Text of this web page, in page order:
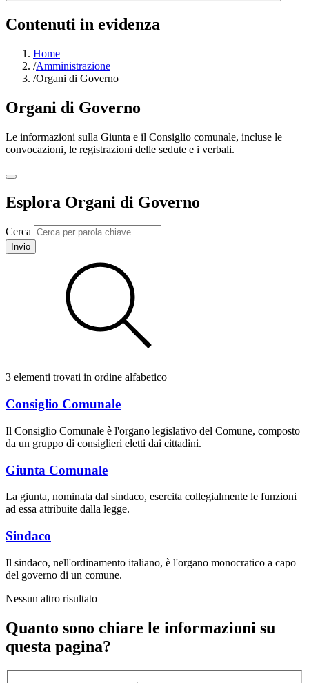
Contenuti in evidenza
Home
/Amministrazione
/Organi di Governo
Organi di Governo
Le informazioni sulla Giunta e il Consiglio comunale, incluse le
convocazioni, le registrazioni delle sedute e i verbali.
Esplora Organi di Governo
Cerca
Invio
3 elementi trovati in ordine alfabetico
Consiglio Comunale
Il Consiglio Comunale è l'organo legislativo del Comune, composto
da un gruppo di consiglieri eletti dai cittadini.
Giunta Comunale
La giunta, nominata dal sindaco, esercita collegialmente le funzioni
ad essa attribuite dalla legge.
Sindaco
Il sindaco, nell'ordinamento italiano, è l'organo monocratico a capo
del governo di un comune.
Nessun altro risultato
Quanto sono chiare le informazioni su
questa pagina?